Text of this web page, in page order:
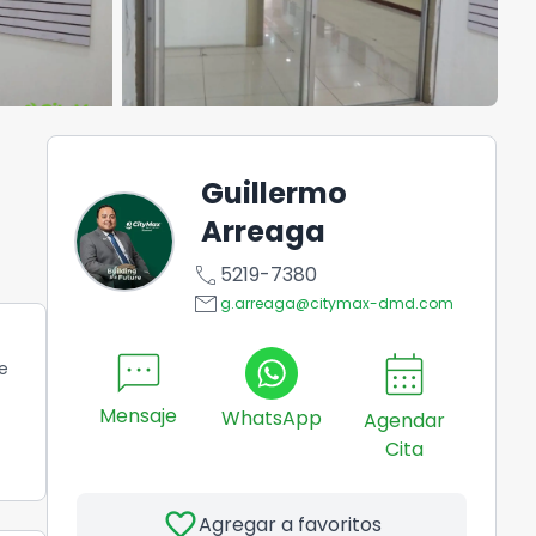
Guillermo
Arreaga
call 5219-7380
emailg.arreaga@citymax-dmd.com
sms
Mensaje WhatsApp
calendar_month
Agendar
Cita
favoriteAgregar a favoritos